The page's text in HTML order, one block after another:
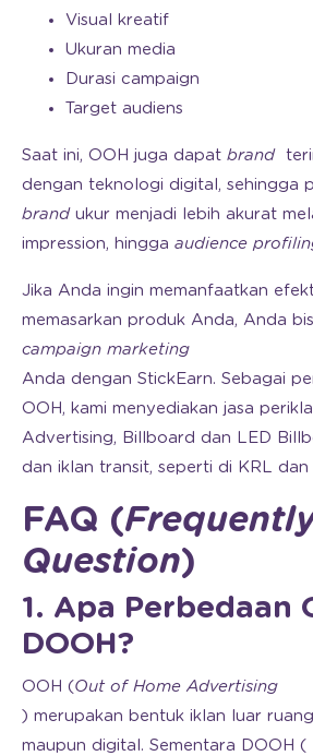
Visual kreatif
Ukuran media
Durasi campaign
Target audiens
Saat ini, OOH juga dapat brand
dengan teknologi digital, sehingga
brand ukur menjadi lebih akurat
impression, hingga audience
Jika Anda ingin memanfaatkan
memasarkan produk Anda, Anda
campaign marketing
Anda dengan StickEarn. Sebagai
OOH, kami menyediakan jasa
Advertising, Billboard dan LED
dan iklan transit, seperti di KRL dan
FAQ (
Question)
1. Apa Perbedaan
DOOH?
OOH (Out of Home Advertising
) merupakan bentuk iklan luar
maupun digital. Sementara DOOH (